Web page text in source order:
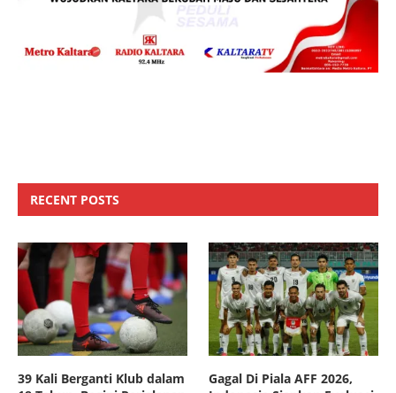
RECENT POSTS
39 Kali Berganti Klub dalam
Gagal Di Piala AFF 2026,